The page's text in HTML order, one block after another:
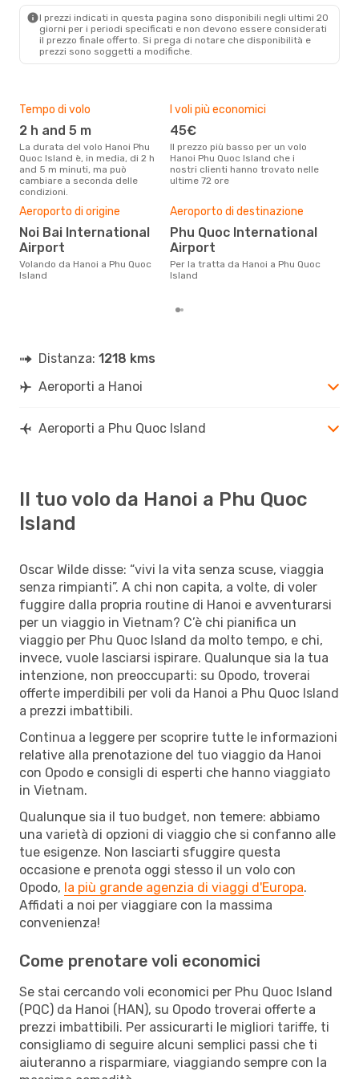
I prezzi indicati in questa pagina sono disponibili negli ultimi 20
giorni per i periodi specificati e non devono essere considerati
il ​​prezzo finale offerto. Si prega di notare che disponibilità e
prezzi sono soggetti a modifiche.
Tempo di volo
2 h and 5 m
La durata del volo Hanoi Phu
Quoc Island è, in media, di 2 h
and 5 m minuti, ma può
cambiare a seconda delle
condizioni.
I voli più economici
45€
Il prezzo più basso per un volo
Hanoi Phu Quoc Island che i
nostri clienti hanno trovato nelle
ultime 72 ore
Aeroporto di origine
Noi Bai International
Airport
Volando da Hanoi a Phu Quoc
Island
Aeroporto di destinazione
Phu Quoc International
Airport
Per la tratta da Hanoi a Phu Quoc
Island
Distanza: 1218 kms
Aeroporti a Hanoi
Aeroporti a Phu Quoc Island
Il tuo volo da Hanoi a Phu Quoc
Island
Oscar Wilde disse: “vivi la vita senza scuse, viaggia
senza rimpianti”. A chi non capita, a volte, di voler
fuggire dalla propria routine di Hanoi e avventurarsi
per un viaggio in Vietnam? C’è chi pianifica un
viaggio per Phu Quoc Island da molto tempo, e chi,
invece, vuole lasciarsi ispirare. Qualunque sia la tua
intenzione, non preoccuparti: su Opodo, troverai
offerte imperdibili per voli da Hanoi a Phu Quoc Island
a prezzi imbattibili.
Continua a leggere per scoprire tutte le informazioni
relative alla prenotazione del tuo viaggio da Hanoi
con Opodo e consigli di esperti che hanno viaggiato
in Vietnam.
Qualunque sia il tuo budget, non temere: abbiamo
una varietà di opzioni di viaggio che si confanno alle
tue esigenze. Non lasciarti sfuggire questa
occasione e prenota oggi stesso il un volo con
Opodo, la più grande agenzia di viaggi d'Europa.
Affidati a noi per viaggiare con la massima
convenienza!
Come prenotare voli economici
Se stai cercando voli economici per Phu Quoc Island
(PQC) da Hanoi (HAN), su Opodo troverai offerte a
prezzi imbattibili. Per assicurarti le migliori tariffe, ti
consigliamo di seguire alcuni semplici passi che ti
aiuteranno a risparmiare, viaggiando sempre con la